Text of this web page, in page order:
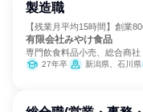
製造職
【残業月平均15時間】創業
有限会社みやけ食品
専門飲食料品小売、総合商
27年卒 新潟県、石川県